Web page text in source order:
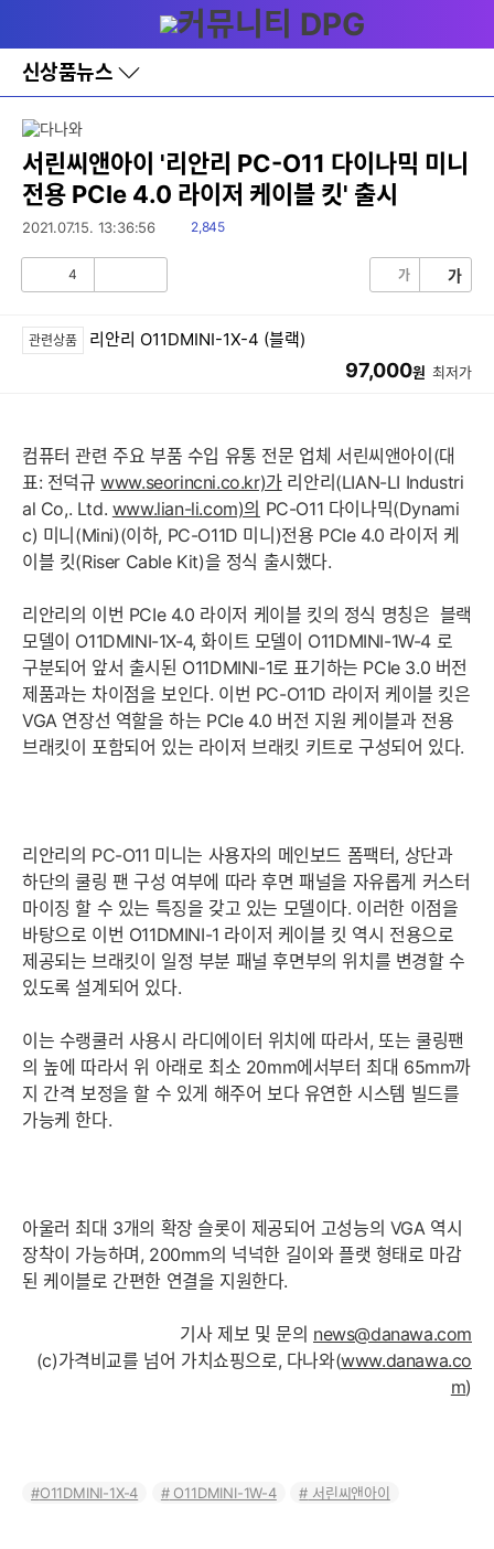
와
홈
신상품뉴스
바
로
레
이
어
토
서린씨앤아이 '리안리 PC-O11 다이나믹 미니
전용 PCIe 4.0 라이저 케이블 킷' 출시
2021.07.15. 13:36:56
읽
2,845
4 가 가
관련상품 리안리 O11DMINI-1X-4 (블랙)
97,000원 최저가
컴퓨터 관련 주요 부품 수입 유통 전문 업체 서린씨앤아이(대
표: 전덕규www.seorincni.co.kr)가리안리(LIAN-LI Industri
al Co,. Ltd. www.lian-li.com)의 PC-O11 다이나믹(Dynami
c) 미니(Mini)(이하, PC-O11D 미니)전용 PCIe 4.0 라이저 케
이블 킷(Riser Cable Kit)을 정식 출시했다.
리안리의 이번 PCIe 4.0 라이저 케이블 킷의 정식 명칭은 블랙
모델이 O11DMINI-1X-4, 화이트 모델이 O11DMINI-1W-4 로
구분되어 앞서 출시된 O11DMINI-1로 표기하는 PCIe 3.0 버전
제품과는 차이점을 보인다. 이번 PC-O11D 라이저 케이블 킷은
VGA 연장선 역할을 하는 PCIe 4.0 버전 지원 케이블과 전용
브래킷이 포함되어 있는 라이저 브래킷 키트로 구성되어 있다.
리안리의 PC-O11 미니는 사용자의 메인보드 폼팩터, 상단과
하단의 쿨링 팬 구성 여부에 따라 후면 패널을 자유롭게 커스터
마이징 할 수 있는 특징을 갖고 있는 모델이다. 이러한 이점을
바탕으로 이번 O11DMINI-1 라이저 케이블 킷 역시 전용으로
제공되는 브래킷이 일정 부분 패널 후면부의 위치를 변경할 수
있도록 설계되어 있다.
이는 수랭쿨러 사용시 라디에이터 위치에 따라서, 또는 쿨링팬
의 높에 따라서 위 아래로 최소 20mm에서부터 최대 65mm까
지 간격 보정을 할 수 있게 해주어 보다 유연한 시스템 빌드를
가능케 한다.
아울러 최대 3개의 확장 슬롯이 제공되어 고성능의 VGA 역시
장착이 가능하며, 200mm의 넉넉한 길이와 플랫 형태로 마감
된 케이블로 간편한 연결을 지원한다.
기사 제보 및 문의 news@danawa.com
(c)가격비교를 넘어 가치쇼핑으로, 다나와(www.danawa.co
m)
O11DMINI-1X-4 O11DMINI-1W-4 서린씨앤아이